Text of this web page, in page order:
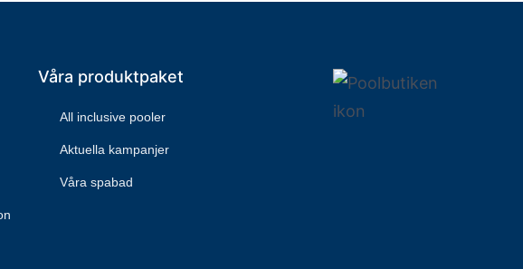
Våra produktpaket
All inclusive pooler
Aktuella kampanjer
Våra spabad